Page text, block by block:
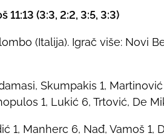
(3:3, 2:2, 3:5, 3:3)
(Italija). Igrač više: Novi
Skumpakis 1,
1, Lukić 6, Trtović, De
1, Manherc 6, Nađ, Vamoš 1,